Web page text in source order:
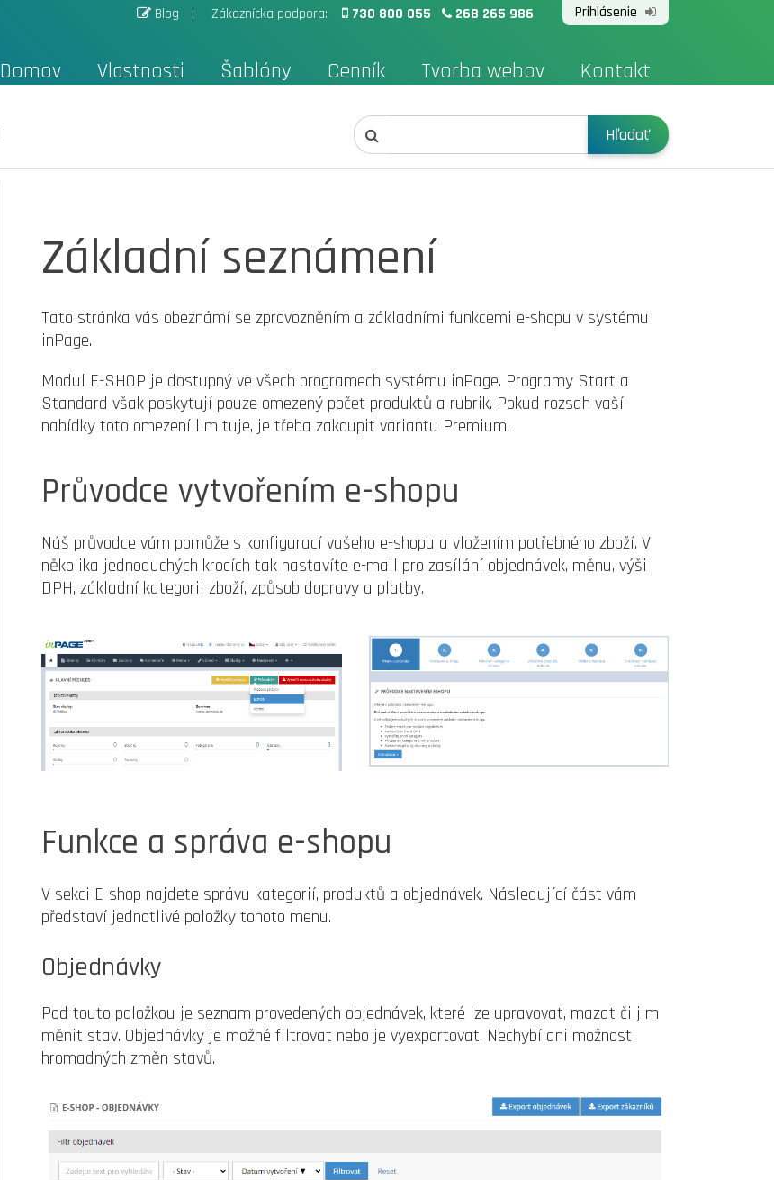
Domov Vlastnosti Šablóny Cenník Tvorba webov Kontakt
Blog Zákaznícka podpora: 730 800 055 268 265 986 Prihlásenie
Hľadať
Základní seznámení
Tato stránka vás obeznámí se zprovozněním a základními funkcemi e-shopu v systému
inPage.
Modul E-SHOP je dostupný ve všech programech systému inPage. Programy Start a
Standard však poskytují pouze omezený počet produktů a rubrik. Pokud rozsah vaší
nabídky toto omezení limituje, je třeba zakoupit variantu Premium.
Průvodce vytvořením e-shopu
Náš průvodce vám pomůže s konfigurací vašeho e-shopu a vložením potřebného zboží. V
několika jednoduchých krocích tak nastavíte e-mail pro zasílání objednávek, měnu, výši
DPH, základní kategorii zboží, způsob dopravy a platby.
Funkce a správa e-shopu
V sekci E-shop najdete správu kategorií, produktů a objednávek. Následující část vám
představí jednotlivé položky tohoto menu.
Objednávky
Pod touto položkou je seznam provedených objednávek, které lze upravovat, mazat či jim
měnit stav. Objednávky je možné filtrovat nebo je vyexportovat. Nechybí ani možnost
hromadných změn stavů.